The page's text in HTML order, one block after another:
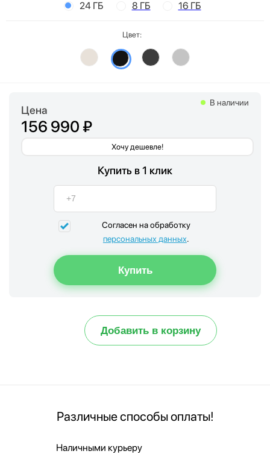
24 ГБ 8 ГБ 16 ГБ
Цвет:
Цена
156 990 ₽
Хочу дешевле!
В наличии
Купить в 1 клик
Согласен на обработку
персональных данных.
Добавить в корзину
Различные способы оплаты!
Наличными курьеру